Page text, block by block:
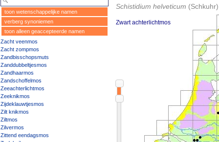
toon wetenschappelijke namen
verberg synoniemen
toon alleen geaccepteerde namen
Zacht veenmos
Zacht zompmos
Zandbisschopsmuts
Zanddubbeltjesmos
Zandhaarmos
Zandschoffelmos
Zeeachterlichtmos
Zeeknikmos
Zijdeklauwtjesmos
Zilt knikmos
Ziltmos
Zilvermos
Zittend eendagsmos
Schistidium helveticum
Zwart achterlichtmos